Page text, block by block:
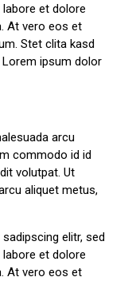
et dolore
At vero eos et
Stet clita kasd
ipsum dolor
arcu
commodo id id
volutpat. Ut
aliquet metus,
elitr, sed
et dolore
At vero eos et